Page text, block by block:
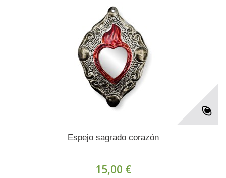
Espejo sagrado corazón
15,00 €